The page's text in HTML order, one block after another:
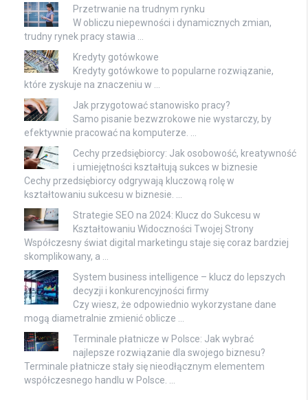
Przetrwanie na trudnym rynku
W obliczu niepewności i dynamicznych zmian,
trudny rynek pracy stawia …
Kredyty gotówkowe
Kredyty gotówkowe to popularne rozwiązanie,
które zyskuje na znaczeniu w …
Jak przygotować stanowisko pracy?
Samo pisanie bezwzrokowe nie wystarczy, by
efektywnie pracować na komputerze. …
Cechy przedsiębiorcy: Jak osobowość, kreatywność
i umiejętności kształtują sukces w biznesie
Cechy przedsiębiorcy odgrywają kluczową rolę w
kształtowaniu sukcesu w biznesie. …
Strategie SEO na 2024: Klucz do Sukcesu w
Kształtowaniu Widoczności Twojej Strony
Współczesny świat digital marketingu staje się coraz bardziej
skomplikowany, a …
System business intelligence – klucz do lepszych
decyzji i konkurencyjności firmy
Czy wiesz, że odpowiednio wykorzystane dane
mogą diametralnie zmienić oblicze …
Terminale płatnicze w Polsce: Jak wybrać
najlepsze rozwiązanie dla swojego biznesu?
Terminale płatnicze stały się nieodłącznym elementem
współczesnego handlu w Polsce. …